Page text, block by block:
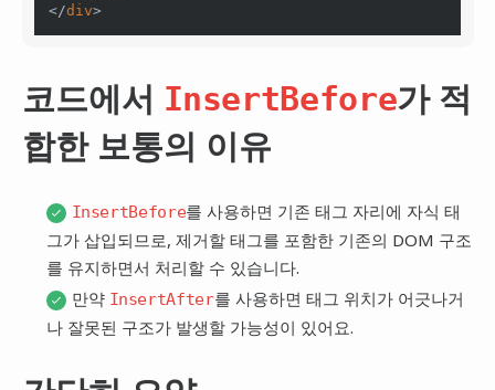
</div
코드에서 InsertBefore가 적
합한 보통의 이유
InsertBefore를 사용하면 기존 태그 자리에 자식 태
그가 삽입되므로, 제거할 태그를 포함한 기존의 DOM 구조
를 유지하면서 처리할 수 있습니다.
만약 InsertAfter를 사용하면 태그 위치가 어긋나거
나 잘못된 구조가 발생할 가능성이 있어요.